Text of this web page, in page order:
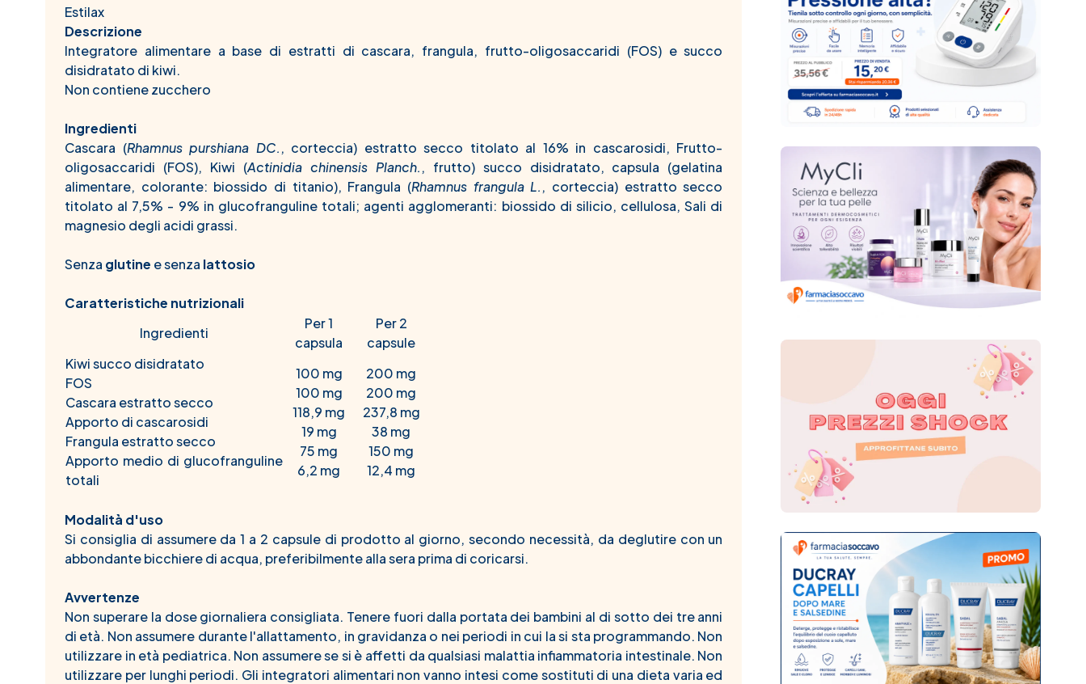
Estilax
Descrizione
Integratore alimentare a base di estratti di cascara, frangula, frutto-oligosaccaridi (FOS) e succo
disidratato di kiwi.
Non contiene zucchero
Ingredienti
Cascara (Rhamnus purshiana DC., corteccia) estratto secco titolato al 16% in cascarosidi, Frutto-
oligosaccaridi (FOS), Kiwi (Actinidia chinensis Planch., frutto) succo disidratato, capsula (gelatina
alimentare, colorante: biossido di titanio), Frangula (Rhamnus frangula L., corteccia) estratto secco
titolato al 7,5% - 9% in glucofranguline totali; agenti agglomeranti: biossido di silicio, cellulosa, Sali di
magnesio degli acidi grassi.
Senza glutine e senza lattosio
Caratteristiche nutrizionali
Ingredienti
Per 1
capsula
Per 2
capsule
Kiwi succo disidratato
FOS
Cascara estratto secco
Apporto di cascarosidi
Frangula estratto secco
Apporto medio di glucofranguline
totali
100 mg
100 mg
118,9 mg
19 mg
75 mg
6,2 mg
200 mg
200 mg
237,8 mg
38 mg
150 mg
12,4 mg
Modalità d'uso
Si consiglia di assumere da 1 a 2 capsule di prodotto al giorno, secondo necessità, da deglutire con un
abbondante bicchiere di acqua, preferibilmente alla sera prima di coricarsi.
Avvertenze
Non superare la dose giornaliera consigliata. Tenere fuori dalla portata dei bambini al di sotto dei tre anni
di età. Non assumere durante l'allattamento, in gravidanza o nei periodi in cui la si sta programmando. Non
utilizzare in età pediatrica. Non assumere se si è affetti da qualsiasi malattia infiammatoria intestinale. Non
utilizzare per lunghi periodi. Gli integratori alimentari non vanno intesi come sostituti di una dieta varia ed